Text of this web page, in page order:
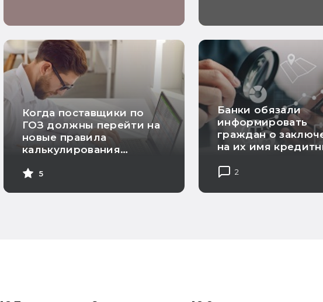
Когда поставщики по
ГОЗ должны перейти на
новые правила
калькулирования
продукции
5
Банки обязали
информировать
граждан о
на их имя
2